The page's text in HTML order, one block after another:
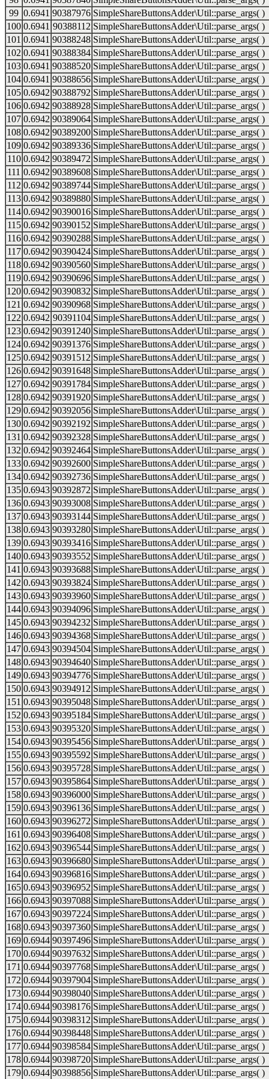
99 0.6941 90387976 SimpleShareButtonsAdder\Util::parse_args( )
100 0.6941 90388112 SimpleShareButtonsAdder\Util::parse_args( )
101 0.6941 90388248 SimpleShareButtonsAdder\Util::parse_args( )
102 0.6941 90388384 SimpleShareButtonsAdder\Util::parse_args( )
103 0.6941 90388520 SimpleShareButtonsAdder\Util::parse_args( )
104 0.6941 90388656 SimpleShareButtonsAdder\Util::parse_args( )
105 0.6942 90388792 SimpleShareButtonsAdder\Util::parse_args( )
106 0.6942 90388928 SimpleShareButtonsAdder\Util::parse_args( )
107 0.6942 90389064 SimpleShareButtonsAdder\Util::parse_args( )
108 0.6942 90389200 SimpleShareButtonsAdder\Util::parse_args( )
109 0.6942 90389336 SimpleShareButtonsAdder\Util::parse_args( )
110 0.6942 90389472 SimpleShareButtonsAdder\Util::parse_args( )
111 0.6942 90389608 SimpleShareButtonsAdder\Util::parse_args( )
112 0.6942 90389744 SimpleShareButtonsAdder\Util::parse_args( )
113 0.6942 90389880 SimpleShareButtonsAdder\Util::parse_args( )
114 0.6942 90390016 SimpleShareButtonsAdder\Util::parse_args( )
115 0.6942 90390152 SimpleShareButtonsAdder\Util::parse_args( )
116 0.6942 90390288 SimpleShareButtonsAdder\Util::parse_args( )
117 0.6942 90390424 SimpleShareButtonsAdder\Util::parse_args( )
118 0.6942 90390560 SimpleShareButtonsAdder\Util::parse_args( )
119 0.6942 90390696 SimpleShareButtonsAdder\Util::parse_args( )
120 0.6942 90390832 SimpleShareButtonsAdder\Util::parse_args( )
121 0.6942 90390968 SimpleShareButtonsAdder\Util::parse_args( )
122 0.6942 90391104 SimpleShareButtonsAdder\Util::parse_args( )
123 0.6942 90391240 SimpleShareButtonsAdder\Util::parse_args( )
124 0.6942 90391376 SimpleShareButtonsAdder\Util::parse_args( )
125 0.6942 90391512 SimpleShareButtonsAdder\Util::parse_args( )
126 0.6942 90391648 SimpleShareButtonsAdder\Util::parse_args( )
127 0.6942 90391784 SimpleShareButtonsAdder\Util::parse_args( )
128 0.6942 90391920 SimpleShareButtonsAdder\Util::parse_args( )
129 0.6942 90392056 SimpleShareButtonsAdder\Util::parse_args( )
130 0.6942 90392192 SimpleShareButtonsAdder\Util::parse_args( )
131 0.6942 90392328 SimpleShareButtonsAdder\Util::parse_args( )
132 0.6942 90392464 SimpleShareButtonsAdder\Util::parse_args( )
133 0.6942 90392600 SimpleShareButtonsAdder\Util::parse_args( )
134 0.6942 90392736 SimpleShareButtonsAdder\Util::parse_args( )
135 0.6943 90392872 SimpleShareButtonsAdder\Util::parse_args( )
136 0.6943 90393008 SimpleShareButtonsAdder\Util::parse_args( )
137 0.6943 90393144 SimpleShareButtonsAdder\Util::parse_args( )
138 0.6943 90393280 SimpleShareButtonsAdder\Util::parse_args( )
139 0.6943 90393416 SimpleShareButtonsAdder\Util::parse_args( )
140 0.6943 90393552 SimpleShareButtonsAdder\Util::parse_args( )
141 0.6943 90393688 SimpleShareButtonsAdder\Util::parse_args( )
142 0.6943 90393824 SimpleShareButtonsAdder\Util::parse_args( )
143 0.6943 90393960 SimpleShareButtonsAdder\Util::parse_args( )
144 0.6943 90394096 SimpleShareButtonsAdder\Util::parse_args( )
145 0.6943 90394232 SimpleShareButtonsAdder\Util::parse_args( )
146 0.6943 90394368 SimpleShareButtonsAdder\Util::parse_args( )
147 0.6943 90394504 SimpleShareButtonsAdder\Util::parse_args( )
148 0.6943 90394640 SimpleShareButtonsAdder\Util::parse_args( )
149 0.6943 90394776 SimpleShareButtonsAdder\Util::parse_args( )
150 0.6943 90394912 SimpleShareButtonsAdder\Util::parse_args( )
151 0.6943 90395048 SimpleShareButtonsAdder\Util::parse_args( )
152 0.6943 90395184 SimpleShareButtonsAdder\Util::parse_args( )
153 0.6943 90395320 SimpleShareButtonsAdder\Util::parse_args( )
154 0.6943 90395456 SimpleShareButtonsAdder\Util::parse_args( )
155 0.6943 90395592 SimpleShareButtonsAdder\Util::parse_args( )
156 0.6943 90395728 SimpleShareButtonsAdder\Util::parse_args( )
157 0.6943 90395864 SimpleShareButtonsAdder\Util::parse_args( )
158 0.6943 90396000 SimpleShareButtonsAdder\Util::parse_args( )
159 0.6943 90396136 SimpleShareButtonsAdder\Util::parse_args( )
160 0.6943 90396272 SimpleShareButtonsAdder\Util::parse_args( )
161 0.6943 90396408 SimpleShareButtonsAdder\Util::parse_args( )
162 0.6943 90396544 SimpleShareButtonsAdder\Util::parse_args( )
163 0.6943 90396680 SimpleShareButtonsAdder\Util::parse_args( )
164 0.6943 90396816 SimpleShareButtonsAdder\Util::parse_args( )
165 0.6943 90396952 SimpleShareButtonsAdder\Util::parse_args( )
166 0.6943 90397088 SimpleShareButtonsAdder\Util::parse_args( )
167 0.6943 90397224 SimpleShareButtonsAdder\Util::parse_args( )
168 0.6943 90397360 SimpleShareButtonsAdder\Util::parse_args( )
169 0.6944 90397496 SimpleShareButtonsAdder\Util::parse_args( )
170 0.6944 90397632 SimpleShareButtonsAdder\Util::parse_args( )
171 0.6944 90397768 SimpleShareButtonsAdder\Util::parse_args( )
172 0.6944 90397904 SimpleShareButtonsAdder\Util::parse_args( )
173 0.6944 90398040 SimpleShareButtonsAdder\Util::parse_args( )
174 0.6944 90398176 SimpleShareButtonsAdder\Util::parse_args( )
175 0.6944 90398312 SimpleShareButtonsAdder\Util::parse_args( )
176 0.6944 90398448 SimpleShareButtonsAdder\Util::parse_args( )
177 0.6944 90398584 SimpleShareButtonsAdder\Util::parse_args( )
178 0.6944 90398720 SimpleShareButtonsAdder\Util::parse_args( )
179 0.6944 90398856 SimpleShareButtonsAdder\Util::parse_args( )